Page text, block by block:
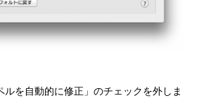
ルを自動的に修正」のチェックを外しま